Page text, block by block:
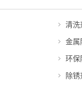
清洗
金属
环保
除锈